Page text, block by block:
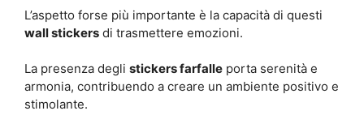
L’aspetto forse più importante è la capacità di questi
wall stickers di trasmettere emozioni.
La presenza degli stickers farfalle porta serenità e
armonia, contribuendo a creare un ambiente positivo e
stimolante.